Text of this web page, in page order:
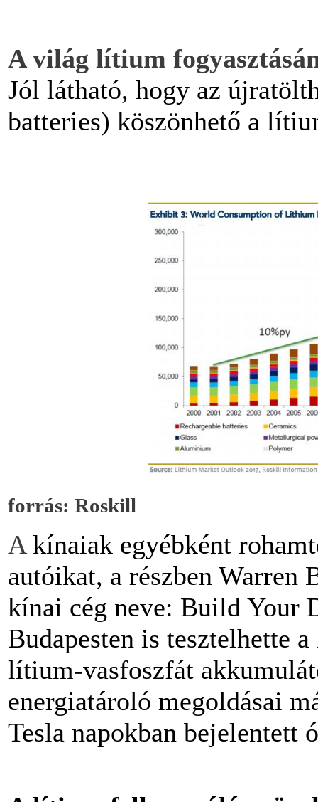
A világ lítium
Jól látható, hogy az
batteries) köszönhető a
forrás: Roskill
A kínaiak egyébként
autóikat, a részben
kínai cég neve: Build Your
Budapesten is tesztelhette
lítium-vasfoszfát
energiatároló megoldásai
Tesla napokban bejelentett